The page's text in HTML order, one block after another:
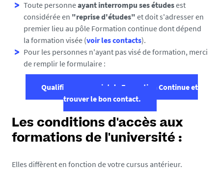
Toute personneayant interrompu ses étudesest
considérée en "reprise d'études" et doit s'adresser en
premier lieu au pôle Formation continue dont dépend
la formation visée (voir les contacts).
Pour les personnes n'ayant pas visé de formation, merci
de remplir le formulaire :
Qualifier mon projet de Formation Continue et
trouver le bon contact.
Les conditions d'accès aux
formations de l'université :
Elles diffèrent en fonction de votre cursus antérieur.